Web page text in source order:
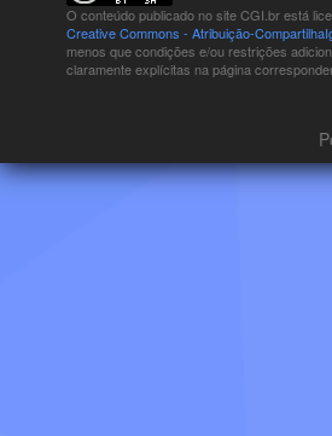
O conteúdo publicado no site CGI.br está
Creative Commons - Atribuição-
menos que condições e/ou restrições
claramente explícitas na página